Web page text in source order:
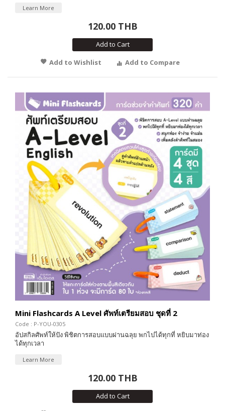
Learn More
120.00 THB
Add to Cart
Add to Wishlist
Add to Compare
Mini Flashcards A Level ศัพท์เตรียมสอบ ชุดที่ 2
Code : P-YOU-0305
อัปสกิลศัพท์ให้ปัง พิชิตการสอบแบบผ่านฉลุย พกไปได้ทุกที่ หยิบมาท่อง
ได้ทุกเวลา
Learn More
120.00 THB
Add to Cart